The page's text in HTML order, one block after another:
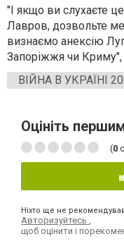
"І якщо ви слухаєте
Лавров, дозвольте
визнаємо анексію
Запоріжжя чи Криму",
ВІЙНА В УКРАЇНІ
Оцініть
(0
Ніхто ще не
Авторизуйтесь ,
щоб оцінити і